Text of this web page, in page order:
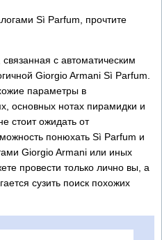
Sì Parfum, прочтите
с автоматическим
Giorgio Armani Sì Parfum.
параметры в
основных нотах пирамидки и
стоит ожидать от
понюхать Sì Parfum и
Giorgio Armani или иных
провести только лично вы, а
сузить поиск похожих